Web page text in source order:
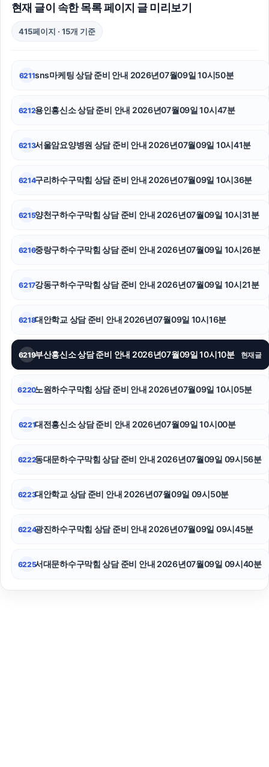
중랑구하수구막힘
강아지보호소
서초음주운전변호사
위자료
인스타그램 팔로워
용인이혼변호사
양육권
현재 글이 속한 목록 페이지 글 미리보기
415페이지 · 15개 기준
6211sns마케팅 상담 준비 안내 2026년07월09일 10시50분
6212용인흥신소 상담 준비 안내 2026년07월09일 10시47분
6213서울암요양병원 상담 준비 안내 2026년07월09일 10시41분
6214구리하수구막힘 상담 준비 안내 2026년07월09일 10시36분
6215양천구하수구막힘 상담 준비 안내 2026년07월09일 10시31분
6216중랑구하수구막힘 상담 준비 안내 2026년07월09일 10시26분
6217강동구하수구막힘 상담 준비 안내 2026년07월09일 10시21분
6218대안학교 상담 준비 안내 2026년07월09일 10시16분
6219부산흥신소 상담 준비 안내 2026년07월09일 10시10분 현재글
6220노원하수구막힘 상담 준비 안내 2026년07월09일 10시05분
6221대전흥신소 상담 준비 안내 2026년07월09일 10시00분
6222동대문하수구막힘 상담 준비 안내 2026년07월09일 09시56분
6223대안학교 상담 준비 안내 2026년07월09일 09시50분
6224광진하수구막힘 상담 준비 안내 2026년07월09일 09시45분
6225서대문하수구막힘 상담 준비 안내 2026년07월09일 09시40분